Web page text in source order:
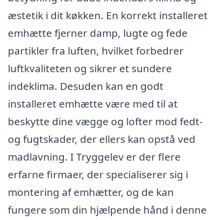
æstetik i dit køkken. En korrekt installeret
emhætte fjerner damp, lugte og fede
partikler fra luften, hvilket forbedrer
luftkvaliteten og sikrer et sundere
indeklima. Desuden kan en godt
installeret emhætte være med til at
beskytte dine vægge og lofter mod fedt-
og fugtskader, der ellers kan opstå ved
madlavning. I Tryggelev er der flere
erfarne firmaer, der specialiserer sig i
montering af emhætter, og de kan
fungere som din hjælpende hånd i denne